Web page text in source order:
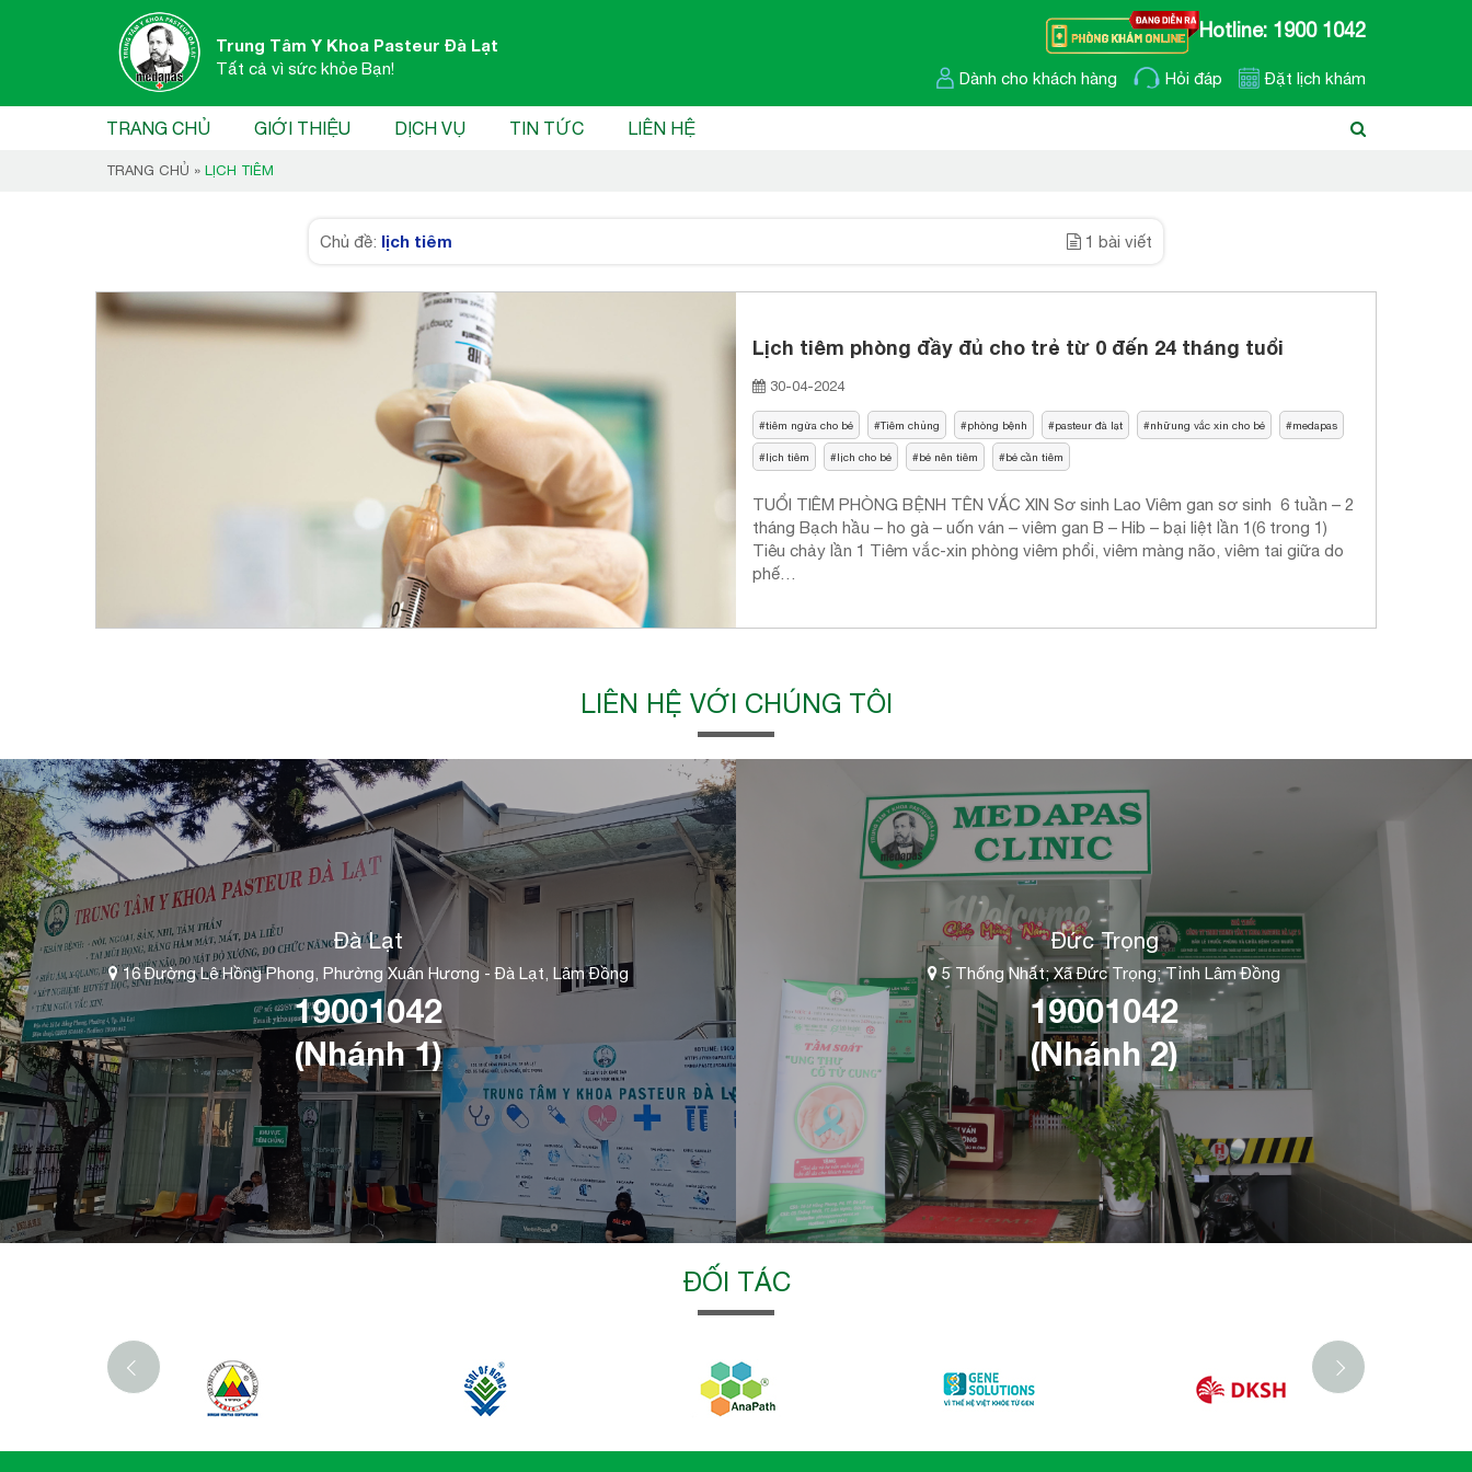
Trung Tâm Y Khoa Pasteur Đà Lạt
Tất cả vì sức khỏe Bạn!
Hotline: 1900 1042
Dành cho khách hàng Hỏi đáp Đặt lịch khám
TRANG CHỦ GIỚI THIỆU DỊCH VỤ TIN TỨC LIÊN HỆ
TRANG CHỦ » LỊCH TIÊM
Chủ đề: lịch tiêm 1 bài viết
Lịch tiêm phòng đầy đủ cho trẻ từ 0 đến 24 tháng tuổi
30-04-2024
tiêm ngừa cho bé Tiêm chủng phòng bệnh pasteur đà lạt nhữung vắc xin cho bé medapas
lịch tiêm lịch cho bé bé nên tiêm bé cần tiêm
TUỔI TIÊM PHÒNG BỆNH TÊN VẮC XIN Sơ sinh Lao Viêm gan sơ sinh 6 tuần – 2
tháng Bạch hầu – ho gà – uốn ván – viêm gan B – Hib – bại liệt lần 1(6 trong 1)
Tiêu chảy lần 1 Tiêm vắc-xin phòng viêm phổi, viêm màng não, viêm tai giữa do
phế…
LIÊN HỆ VỚI CHÚNG TÔI
Đà Lạt
16 Đường Lê Hồng Phong, Phường Xuân Hương - Đà Lạt, Lâm Đồng
19001042
(Nhánh 1)
Đức Trọng
5 Thống Nhất; Xã Đức Trọng; Tỉnh Lâm Đồng
19001042
(Nhánh 2)
ĐỐI TÁC
‹